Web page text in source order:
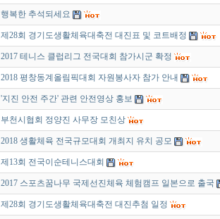
행복한 추석되세요
제28회 경기도생활체육대축전 대진표 및 코트배정
2017 테니스 클럽리그 전국대회 참가시군 확정
2018 평창동계올림픽대회 자원봉사자 참가 안내
'지진 안전 주간' 관련 안전영상 홍보
부천시협회 정양진 사무장 모친상
2018 생활체육 전국규모대회 개최지 유치 공모
제13회 전국이순테니스대회
2017 스포츠꿈나무 국제선진체육 체험캠프 일본으로 출국
제28회 경기도생활체육대축전 대진추첨 일정